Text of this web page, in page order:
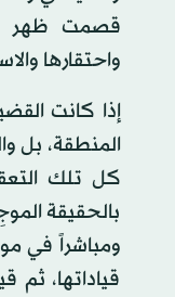
قصمت ظهر
واحتقارها
إذا كانت
المنطقة، بل
كل تلك
بالحقيقة
ومباشراً في
قياداتها، ثم